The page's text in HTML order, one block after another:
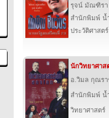
รุจน์ มัณฑิรา
สำนักพิมพ์ น้
ประวัติศาสต
นักวิทยาศาส
อ.วิมล กุณร
สำนักพิมพ์ น้
วิทยาศาสตร์